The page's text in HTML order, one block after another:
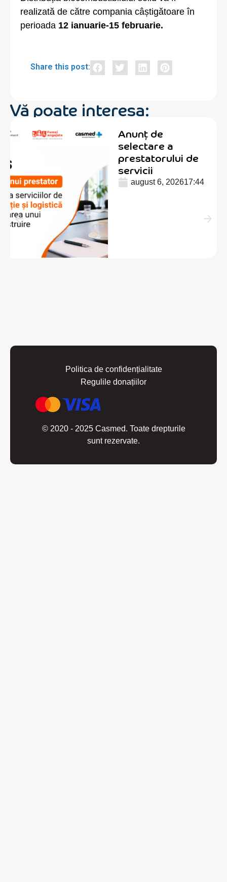
realizată de către compania câștigătoare în
perioada 12 ianuarie-15 februarie.
Share this post:
Vă poate interesa:
Anunț de
selectare a
prestatorului de
servicii
august 6, 202617:44
© 2020 - 2025 Casmed. Toate drepturile
sunt rezervate.
Politica de confidențialitate
Regulile donațiilor